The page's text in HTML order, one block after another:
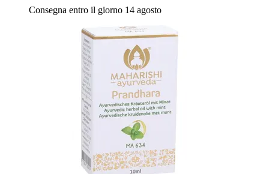
Consegna entro il giorno 14 agosto